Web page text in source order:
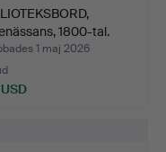
1800-tal.
1 maj 2026